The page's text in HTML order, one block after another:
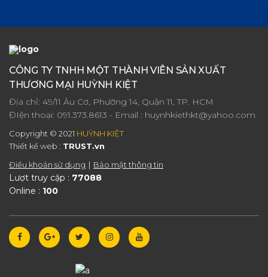
CÔNG TY TNHH MỘT THÀNH VIÊN SẢN XUẤT
THƯƠNG MẠI HUỲNH KIỆT
Địa chỉ: 49/11 Âu Cơ, Phường 14, Quận 11, TP. HCM
ĐIện thoại: 091.373.8613 - Email : huynhkiethkt@yahoo.com
Copyright © 2021 HUỲNH KIỆT
Thiết kế web : TRUST.vn
Điều khoản sử dụng
Bảo mật thông tin
Lượt truy cập : 77088
Online : 100